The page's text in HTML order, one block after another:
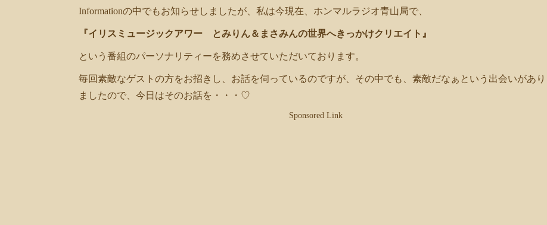
Informationの中でもお知らせしましたが、私は今現在、ホンマルラジオ青山局で、
『イリスミュージックアワー とみりん＆まさみんの世界へきっかけクリエイト』
という番組のパーソナリティーを務めさせていただいております。
毎回素敵なゲストの方をお招きし、お話を伺っているのですが、その中でも、素敵だなぁという出会いがあり
ましたので、今日はそのお話を・・・♡
Sponsored Link